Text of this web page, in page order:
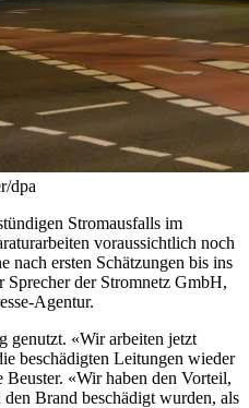
dpa
Stromausfalls im
voraussichtlich noch
nach ersten Schätzungen bis ins
Sprecher der Stromnetz GmbH,
Agentur.
genutzt. «Wir arbeiten jetzt
beschädigten Leitungen wieder
«Wir haben den Vorteil,
Brand beschädigt wurden, als